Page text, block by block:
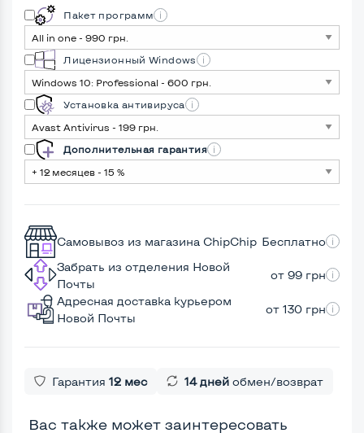
Пакет программ
Лицензионный Windows
Установка антивируса
Дополнительная гарантия
Самовывоз из магазина ChipChip Бесплатно
Забрать из отделения Новой
Почты
от 99 грн
Адресная доставка курьером
Новой Почты
от 130 грн
Гарантия 12 мес 14 дней обмен/возврат
Вас также может заинтересовать